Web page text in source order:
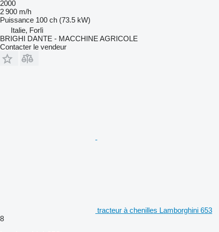
2000
2 900 m/h
Puissance 100 ch (73.5 kW)
Italie, Forlì
BRIGHI DANTE - MACCHINE AGRICOLE
Contacter le vendeur
tracteur à chenilles Lamborghini 653
8